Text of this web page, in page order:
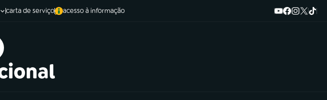
carta de serviço acesso à informação